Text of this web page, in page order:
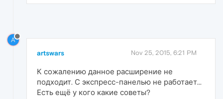
A
artswars Nov 25, 2015, 6:21 PM
К сожалению данное расширение не
подходит. С экспресс-панелью не работает...
Есть ещё у кого какие советы?